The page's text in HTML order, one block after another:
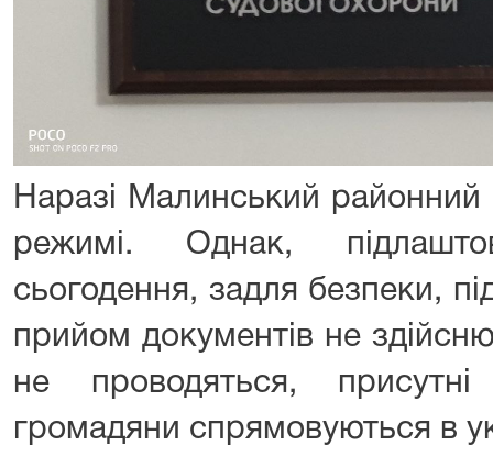
Наразі Малинський
режимі. Однак,
сьогодення, задля безпеки,
прийом документів не
не проводяться,
громадяни спрямовуються в